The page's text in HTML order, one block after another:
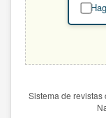
Sistema de